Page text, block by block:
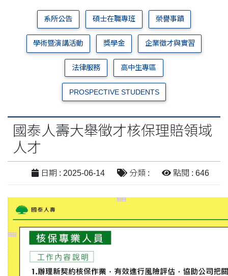
系所公告 碩士在職專班 榮譽事蹟
學術暨演講活動 獎學金 企業徵才與實習
法律服務 高中生專區
PROSPECTIVE STUDENTS
國泰人壽大舉徵才核保理賠領域
人才
日期 : 2025-06-14 分類 : 點閱 : 646